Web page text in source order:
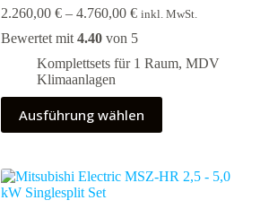
2.260,00 € – 4.760,00 €Preisspanne:
bis
4.760,00 €
inkl. MwSt.
Bewertet mit 4.40von 5
Komplettsets für 1 Raum, MDV
Klimaanlagen
Ausführung wählen
Dieses
Produkt
weist
Varianten
auf.
Die